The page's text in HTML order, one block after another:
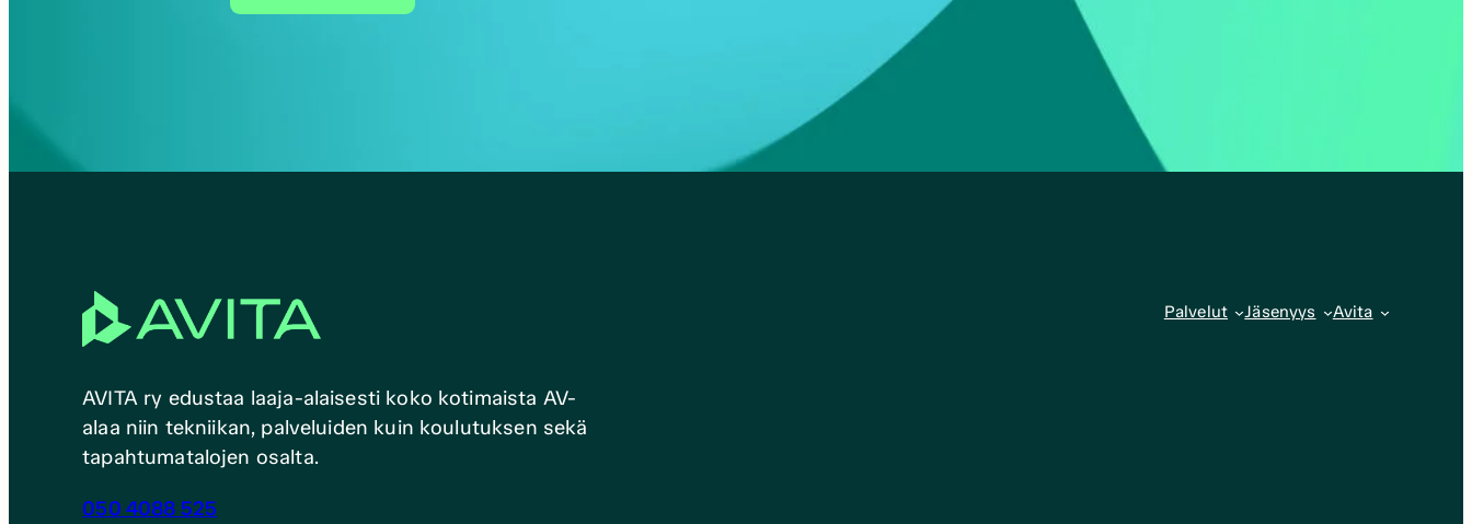
AVITA ry edustaa laaja-alaisesti koko kotimaista AV-
alaa niin tekniikan, palveluiden kuin koulutuksen sekä
tapahtumatalojen osalta.
050 4088 525
Palvelut Jäsenyys Avita